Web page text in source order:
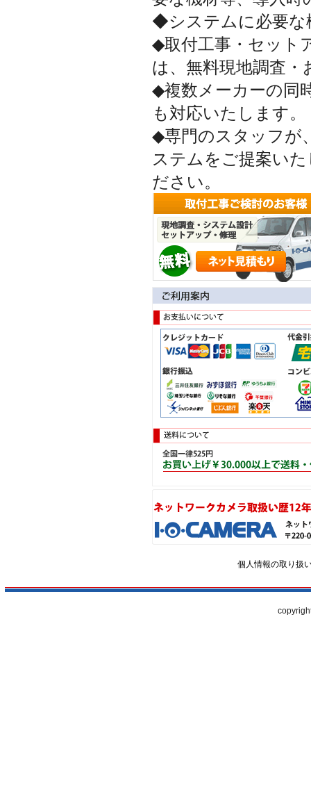
◆システムに必要な
◆取付工事・セット
は、無料現地調査
◆複数メーカーの同
も対応いたします。
◆専門のスタッフが
ステムをご提案い
ださい。
個人情報の取り扱